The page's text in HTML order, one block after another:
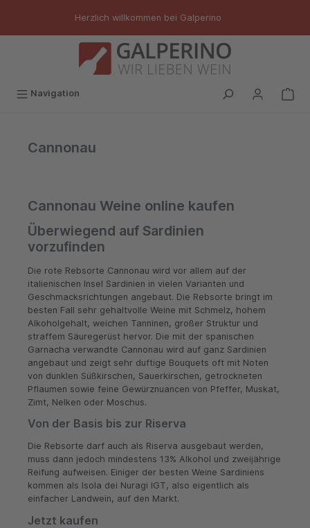
Herzlich willkommen bei Galperino
Navigation
Cannonau
Cannonau Weine online kaufen
Überwiegend auf Sardinien
vorzufinden
Die rote Rebsorte Cannonau wird vor allem auf der
italienischen Insel Sardinien in vielen Varianten und
Geschmacksrichtungen angebaut. Die Rebsorte bringt im
besten Fall sehr gehaltvolle Weine mit Schmelz, hohem
Alkoholgehalt, weichen Tanninen, großer Struktur und
straffem Säuregerüst hervor. Die mit der spanischen
Garnacha verwandte Cannonau wird auf ganz Sardinien
angebaut und zeigt sehr duftige Bouquets oft mit Noten
von dunklen Süßkirschen, Sauerkirschen, getrockneten
Pflaumen sowie feine Gewürznuancen von Pfeffer, Muskat,
Zimt, Nelken oder Moschus.
Von der Basis bis zur Riserva
Die Rebsorte darf auch als Riserva ausgebaut werden,
muss dann jedoch mindestens 13% Alkohol und zweijährige
Reifung aufweisen. Einiger der besten Weine Sardiniens
kommen als Isola dei Nuragi IGT, also eigentlich als
einfacher Landwein, auf den Markt.
Jetzt kaufen